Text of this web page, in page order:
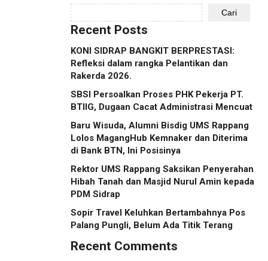
Cari
Recent Posts
KONI SIDRAP BANGKIT BERPRESTASI:
Refleksi dalam rangka Pelantikan dan
Rakerda 2026.
SBSI Persoalkan Proses PHK Pekerja PT.
BTIIG, Dugaan Cacat Administrasi Mencuat
Baru Wisuda, Alumni Bisdig UMS Rappang
Lolos MagangHub Kemnaker dan Diterima
di Bank BTN, Ini Posisinya
Rektor UMS Rappang Saksikan Penyerahan
Hibah Tanah dan Masjid Nurul Amin kepada
PDM Sidrap
Sopir Travel Keluhkan Bertambahnya Pos
Palang Pungli, Belum Ada Titik Terang
Recent Comments